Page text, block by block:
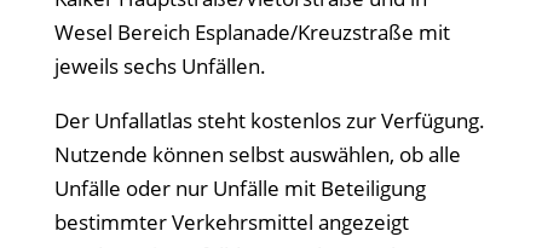
Wesel Bereich Esplanade/Kreuzstraße mit
jeweils sechs Unfällen.
Der Unfallatlas steht kostenlos zur Verfügung.
Nutzende können selbst auswählen, ob alle
Unfälle oder nur Unfälle mit Beteiligung
bestimmter Verkehrsmittel angezeigt